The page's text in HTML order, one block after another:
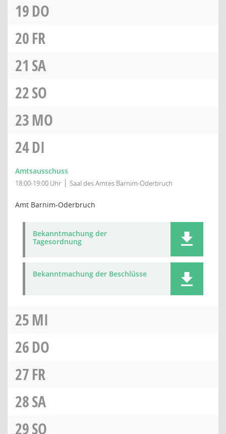
19DO
20FR
21 SA
22SO
23MO
24DI
Amtsausschuss
18:00-19:00 Uhr Saal des Amtes Barnim-Oderbruch
Amt Barnim-Oderbruch
Bekanntmachung der
Tagesordnung
Bekanntmachung der Beschlüsse
25MI
26DO
27FR
28SA
29SO